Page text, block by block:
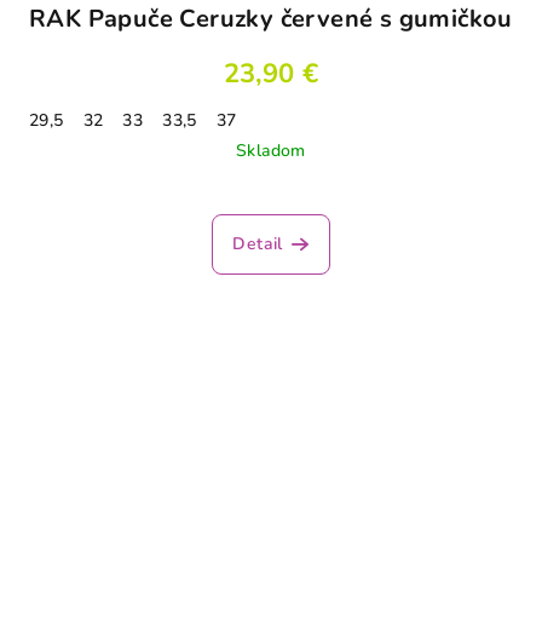
RAK Papuče Ceruzky červené s gumičkou
23,90 €
29,5 32 33 33,5
37
Skladom
Detail